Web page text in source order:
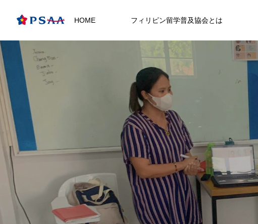
HOME フィリピン留学普及協会とは
マニラ
Metro Manila
アジアの大都市・マニラ。名だたるグ
れり尽くせりの
フィリピン留学の魅力
FEATURE
自分のペースで学べるマンツーマンを主体と